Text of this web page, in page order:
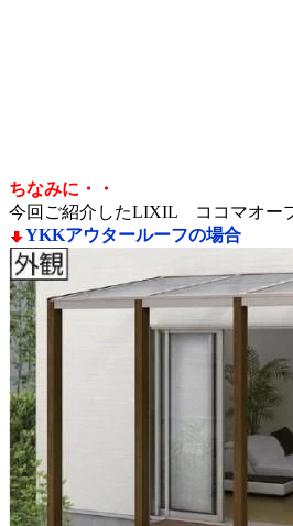
ちなみに・・
今回ご紹介したLIXIL ココマオー
YKKアウタールーフの場合